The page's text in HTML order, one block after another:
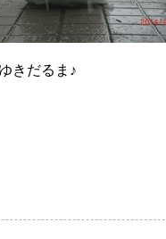
ま♪